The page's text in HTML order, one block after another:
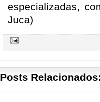
especializadas,
Juca)
Posts